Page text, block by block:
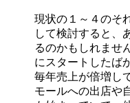
現状の１～４のそ
して検討すると、
るのかもしれませ
にスタートしたば
毎年売上が倍増し
モールへの出店や